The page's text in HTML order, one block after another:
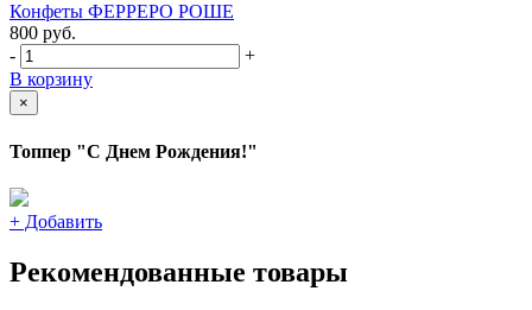
Конфеты ФЕРРЕРО РОШЕ
800 руб.
-
+
В корзину
×
Топпер "С Днем Рождения!"
+ Добавить
Рекомендованные товары